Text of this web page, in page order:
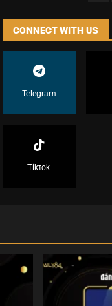
CONNECT WITH US
Telegram
Tiktok